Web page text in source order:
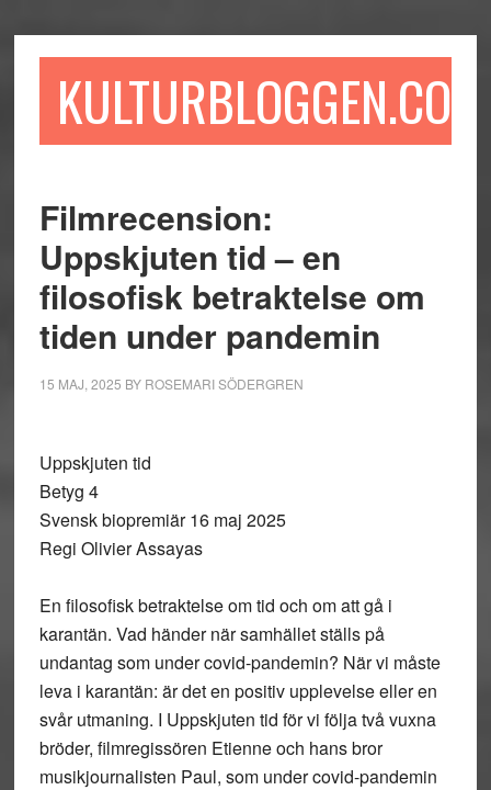
till
till
sidofältet
till
KULTURBLOGGEN.COM
Filmrecension:
Uppskjuten tid – en
filosofisk betraktelse om
tiden under pandemin
15 MAJ, 2025 BY ROSEMARI SÖDERGREN
Uppskjuten tid
Betyg 4
Svensk biopremiär 16 maj 2025
Regi Olivier Assayas
En filosofisk betraktelse om tid och om att gå i
karantän. Vad händer när samhället ställs på
undantag som under covid-pandemin? När vi måste
leva i karantän: är det en positiv upplevelse eller en
svår utmaning. I Uppskjuten tid för vi följa två vuxna
bröder, filmregissören Etienne och hans bror
musikjournalisten Paul, som under covid-pandemin